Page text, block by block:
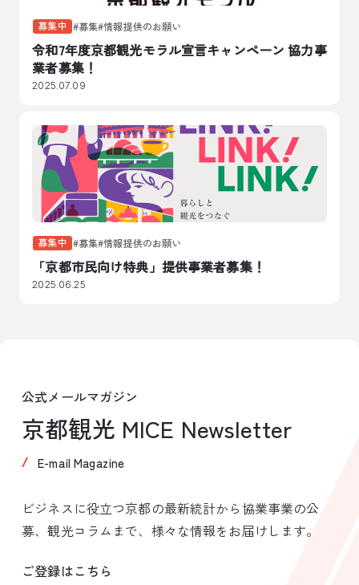
募集中 募集 情報提供のお願い
令和7年度京都観光モラル宣言キャンペーン 協力事
業者募集！
2025.07.09
募集中 募集 情報提供のお願い
「京都市民向け特典」提供事業者募集！
2025.06.25
公式メールマガジン
京都観光 MICE Newsletter
E-mail Magazine
ビジネスに役立つ京都の最新統計から協業事業の公
募、観光コラムまで、様々な情報をお届けします。
ご登録はこちら